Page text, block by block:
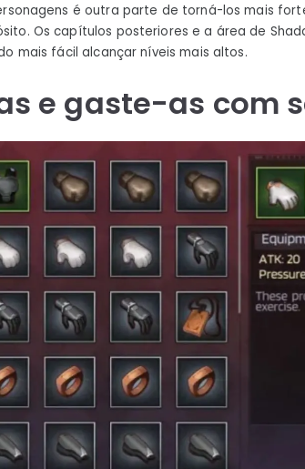
é outra parte de torná-los mais
Os capítulos posteriores e a área de
mais fácil alcançar níveis mais altos.
e gaste-as com